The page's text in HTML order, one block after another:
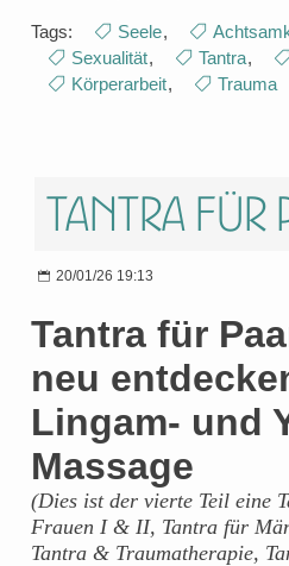
Tags: Seele,
Sexualität, Tantra,
Körperarbeit, Trauma
Tantra für
20/01/26 19:13
Tantra für
neu
Lingam- und
Massage
(Dies ist der vierte Teil eine
Frauen I & II, Tantra für
Tantra & Traumatherapie,